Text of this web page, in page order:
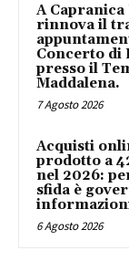
A
rinnova il
Concerto di
presso il
Maddalena.
7 Agosto 2026
Acquisti
prodotto a
nel 2026:
sfida è
6 Agosto 2026